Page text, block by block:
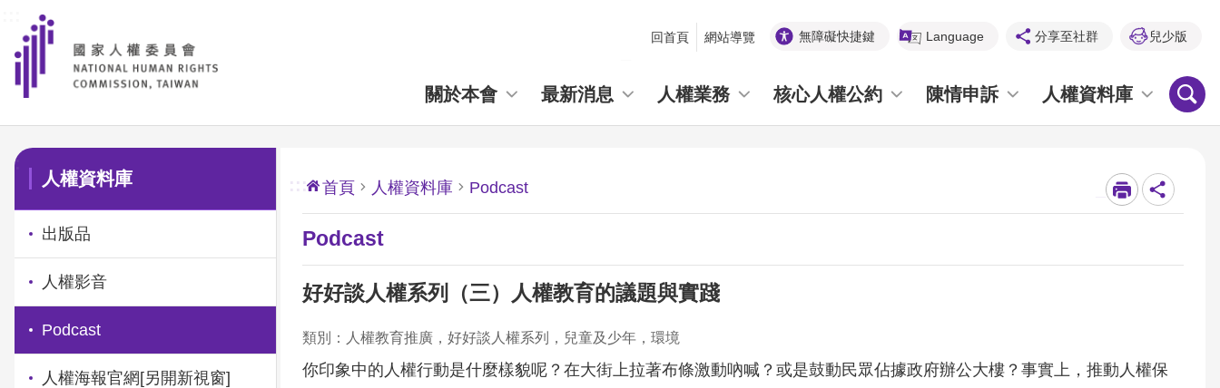
前往主要內容區塊
回首頁 網站導覽 無障礙快捷鍵 Language 分享至社群 兒少版
關於本會 最新消息 人權業務 核心人權公約 陳情申訴 人權資料庫
:::
人權資料庫
出版品
人權影音
Podcast
人權海報官網 [另開新視窗]
::: 首頁 人權資料庫 Podcast
Podcast
好好談人權系列（三）人權教育的議題與實踐
類別：人權教育推廣，好好談人權系列，兒童及少年，環境
你印象中的人權行動是什麼樣貌呢？在大街上拉著布條激動吶喊？或是鼓動民眾佔據政府辦公大樓？事實上，推動人權保